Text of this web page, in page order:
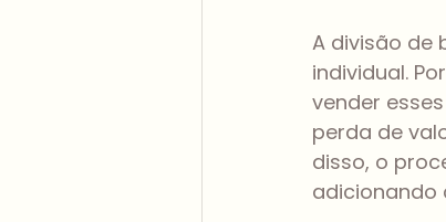
A divisão de
individual.
vender
perda de
disso, o
adicionando